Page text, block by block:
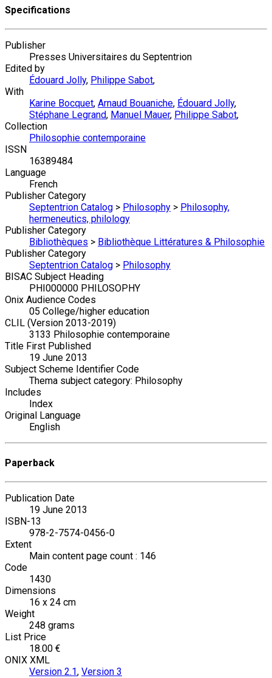
Specifications
Publisher
Presses Universitaires du Septentrion
Edited by
Édouard Jolly, Philippe Sabot,
With
Karine Bocquet, Arnaud Bouaniche, Édouard Jolly,
Stéphane Legrand, Manuel Mauer, Philippe Sabot,
Collection
Philosophie contemporaine
ISSN
16389484
Language
French
Publisher Category
Septentrion Catalog > Philosophy > Philosophy,
hermeneutics, philology
Publisher Category
Bibliothèques > Bibliothèque Littératures & Philosophie
Publisher Category
Septentrion Catalog > Philosophy
BISAC Subject Heading
PHI000000 PHILOSOPHY
Onix Audience Codes
05 College/higher education
CLIL (Version 2013-2019)
3133 Philosophie contemporaine
Title First Published
19 June 2013
Subject Scheme Identifier Code
Thema subject category: Philosophy
Includes
Index
Original Language
English
Paperback
Publication Date
19 June 2013
ISBN-13
978-2-7574-0456-0
Extent
Main content page count : 146
Code
1430
Dimensions
16 x 24 cm
Weight
248 grams
List Price
18.00 €
ONIX XML
Version 2.1, Version 3